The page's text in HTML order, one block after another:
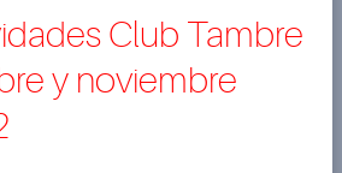
Club Tambre
y noviembre